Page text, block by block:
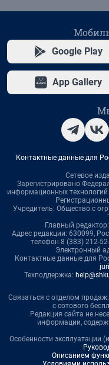
Google Play
App Gallery
Контактные данные для
Сетевое
Зарегистрировано
информационных
Учредитель: Общество с
Главный
Адрес редакции: 630099,
телефон 8 (383) 212-
Электронный
Контактные данные для
Техподдержка:
Связаться с отделом
с сотового
Редакция сайта не
информации,
Особенности эксплуатации
Описанием